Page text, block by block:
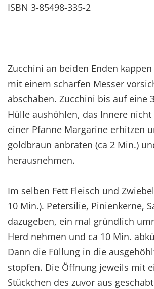
ISBN 3-85498-335-2
Zucchini an beiden Enden
mit einem scharfen Messer
abschaben. Zucchini bis auf eine
Hülle aushöhlen, das Innere
einer Pfanne Margarine erhitzen
goldbraun anbraten (ca 2 Min.)
herausnehmen.
Im selben Fett Fleisch und
10 Min.). Petersilie, Pinienkerne,
dazugeben, ein mal gründlich
Herd nehmen und ca 10 Min.
Dann die Füllung in die
stopfen. Die Öffnung jeweils mit
Stückchen des zuvor aus